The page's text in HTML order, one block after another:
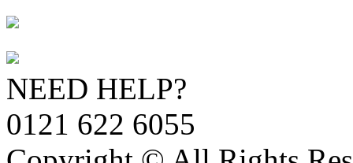
NEED HELP?
0121 622 6055